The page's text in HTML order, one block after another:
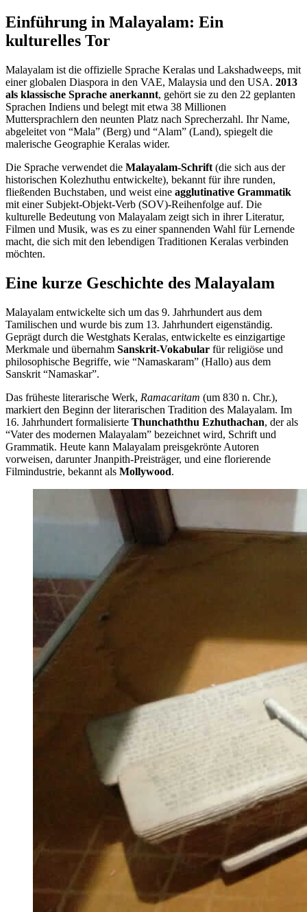
Einführung in Malayalam: Ein
kulturelles Tor
Malayalam ist die offizielle Sprache Keralas und Lakshadweeps, mit
einer globalen Diaspora in den VAE, Malaysia und den USA. 2013
als klassische Sprache anerkannt, gehört sie zu den 22 geplanten
Sprachen Indiens und belegt mit etwa 38 Millionen
Muttersprachlern den neunten Platz nach Sprecherzahl. Ihr Name,
abgeleitet von “Mala” (Berg) und “Alam” (Land), spiegelt die
malerische Geographie Keralas wider.
Die Sprache verwendet die Malayalam-Schrift (die sich aus der
historischen Kolezhuthu entwickelte), bekannt für ihre runden,
fließenden Buchstaben, und weist eine agglutinative Grammatik
mit einer Subjekt-Objekt-Verb (SOV)-Reihenfolge auf. Die
kulturelle Bedeutung von Malayalam zeigt sich in ihrer Literatur,
Filmen und Musik, was es zu einer spannenden Wahl für Lernende
macht, die sich mit den lebendigen Traditionen Keralas verbinden
möchten.
Eine kurze Geschichte des Malayalam
Malayalam entwickelte sich um das 9. Jahrhundert aus dem
Tamilischen und wurde bis zum 13. Jahrhundert eigenständig.
Geprägt durch die Westghats Keralas, entwickelte es einzigartige
Merkmale und übernahm Sanskrit-Vokabular für religiöse und
philosophische Begriffe, wie “Namaskaram” (Hallo) aus dem
Sanskrit “Namaskar”.
Das früheste literarische Werk, Ramacaritam (um 830 n. Chr.),
markiert den Beginn der literarischen Tradition des Malayalam. Im
16. Jahrhundert formalisierte Thunchaththu Ezhuthachan, der als
“Vater des modernen Malayalam” bezeichnet wird, Schrift und
Grammatik. Heute kann Malayalam preisgekrönte Autoren
vorweisen, darunter Jnanpith-Preisträger, und eine florierende
Filmindustrie, bekannt als Mollywood.